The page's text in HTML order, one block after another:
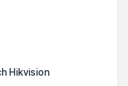
Hikvision